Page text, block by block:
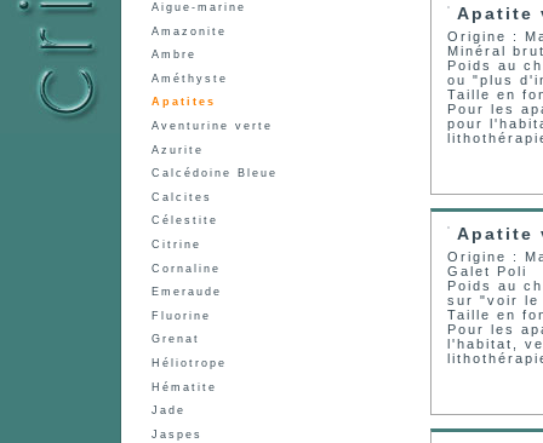
Aigue-marine
Amazonite
Ambre
Améthyste
Apatites
Aventurine verte
Azurite
Calcédoine Bleue
Calcites
Célestite
Citrine
Cornaline
Emeraude
Fluorine
Grenat
Héliotrope
Hématite
Jade
Jaspes
Apatite
Origine :
Minéral
Poids au
ou "plus
Taille en
Pour les
pour
Apatite
Origine :
Galet Poli
Poids au
sur "voir le
Taille en
Pour les
l'habitat,